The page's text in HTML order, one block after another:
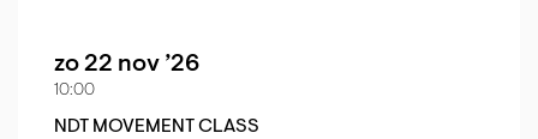
zo 22 nov ’26
10:00
NDT MOVEMENT CLASS